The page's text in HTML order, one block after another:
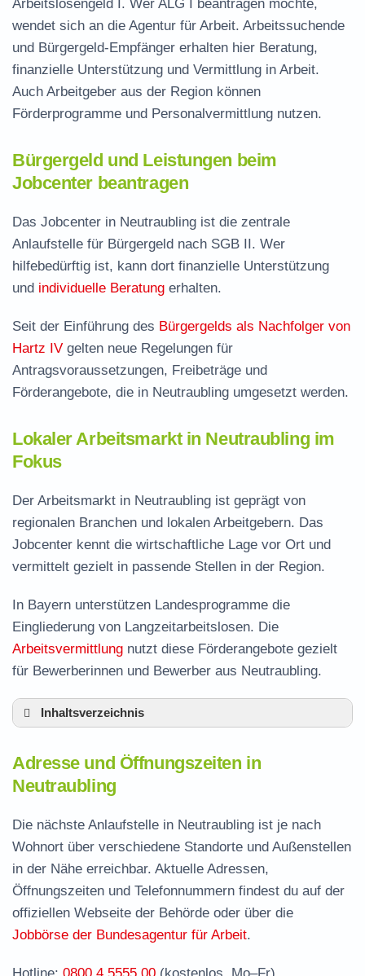
Arbeitslosengeld I. Wer ALG I beantragen möchte,
wendet sich an die Agentur für Arbeit. Arbeitssuchende
und Bürgergeld-Empfänger erhalten hier Beratung,
finanzielle Unterstützung und Vermittlung in Arbeit.
Auch Arbeitgeber aus der Region können
Förderprogramme und Personalvermittlung nutzen.
Bürgergeld und Leistungen beim
Jobcenter beantragen
Das Jobcenter in Neutraubling ist die zentrale
Anlaufstelle für Bürgergeld nach SGB II. Wer
hilfebedürftig ist, kann dort finanzielle Unterstützung
und individuelle Beratung erhalten.
Seit der Einführung des Bürgergelds als Nachfolger von
Hartz IV gelten neue Regelungen für
Antragsvoraussetzungen, Freibeträge und
Förderangebote, die in Neutraubling umgesetzt werden.
Lokaler Arbeitsmarkt in Neutraubling im
Fokus
Der Arbeitsmarkt in Neutraubling ist geprägt von
regionalen Branchen und lokalen Arbeitgebern. Das
Jobcenter kennt die wirtschaftliche Lage vor Ort und
vermittelt gezielt in passende Stellen in der Region.
In Bayern unterstützen Landesprogramme die
Eingliederung von Langzeitarbeitslosen. Die
Arbeitsvermittlung nutzt diese Förderangebote gezielt
für Bewerberinnen und Bewerber aus Neutraubling.
Inhaltsverzeichnis
Leistungen der Arbeitsvermittlung in
Neutraubling
Termin vereinbaren und Bürgergeld beantragen
Jobcenter Regensburg – zuständige Stelle
Häufige Fragen rund ums Jobcenter
Adresse und Öffnungszeiten in
Neutraubling
Die nächste Anlaufstelle in Neutraubling ist je nach
Wohnort über verschiedene Standorte und Außenstellen
in der Nähe erreichbar. Aktuelle Adressen,
Öffnungszeiten und Telefonnummern findest du auf der
offiziellen Webseite der Behörde oder über die
Jobbörse der Bundesagentur für Arbeit.